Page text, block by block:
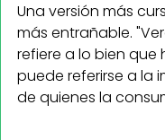
Una versión más
más entrañable.
refiere a lo bien que
puede referirse a la
de quienes la